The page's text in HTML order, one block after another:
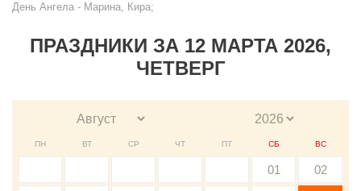
День Ангела - Марина, Кира;
ПРАЗДНИКИ ЗА 12 МАРТА 2026,
ЧЕТВЕРГ
ПН ВТ СР ЧТ ПТ СБ ВС
01 02